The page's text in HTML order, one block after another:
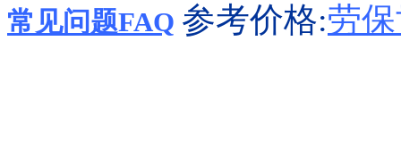
常见问题FAQ 参考价格:劳